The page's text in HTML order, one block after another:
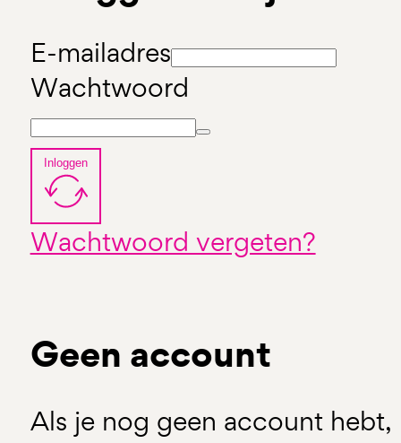
E-mailadres
Wachtwoord
Inloggen
Wachtwoord vergeten?
Geen account
Als je nog geen account hebt,